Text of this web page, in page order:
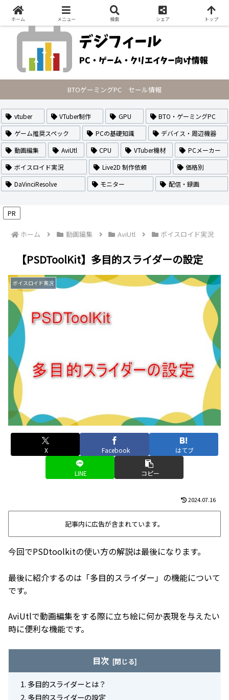
PCの最新セール情報・VTuberのなり方や作り方・配信方法を紹介
BTOゲーミングPC セール情報
vtuber VTuber制作 GPU
BTO・ゲーミングPC
ゲーム推奨スペック
PCの基礎知識
デバイス・周辺機器
動画編集
AviUtl CPU VTuber機材
PCメーカー
ボイスロイド実況
Live2D 制作依頼
価格別
DaVinciResolve
モニター 配信・録画
PR
ホーム 動画編集 AviUtl ボイスロイド実況
【PSDToolKit】多目的スライダーの設定
ボイスロイド実況
X Facebook はてブ
LINE コピー
2024.07.16
記事内に広告が含まれています。
今回でPSDtoolkitの使い方の解説は最後になります。
最後に紹介するのは「多目的スライダー」の機能について
です。
AviUtlで動画編集をする際に立ち絵に何か表現を与えたい
時に便利な機能です。
目次
多目的スライダーとは？
多目的スライダーの設定
ホーム メニュー 検索 シェア トップ